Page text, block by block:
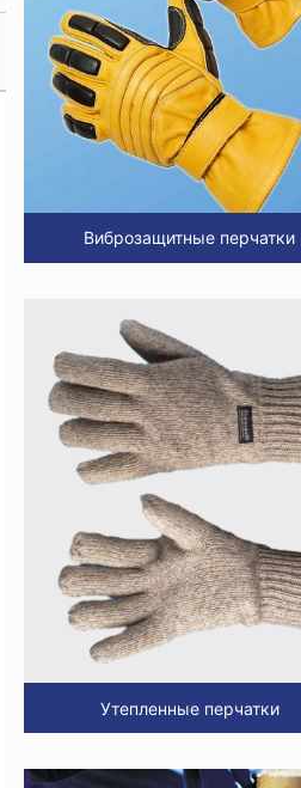
Виброзащитные перчатки
Утепленные перчатки